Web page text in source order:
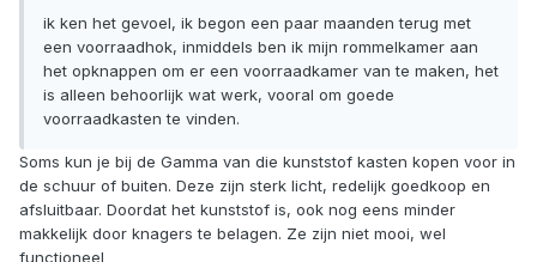
ik ken het gevoel, ik begon een paar maanden terug met
een voorraadhok, inmiddels ben ik mijn rommelkamer aan
het opknappen om er een voorraadkamer van te maken, het
is alleen behoorlijk wat werk, vooral om goede
voorraadkasten te vinden.
Soms kun je bij de Gamma van die kunststof kasten kopen voor in
de schuur of buiten. Deze zijn sterk licht, redelijk goedkoop en
afsluitbaar. Doordat het kunststof is, ook nog eens minder
makkelijk door knagers te belagen. Ze zijn niet mooi, wel
functioneel